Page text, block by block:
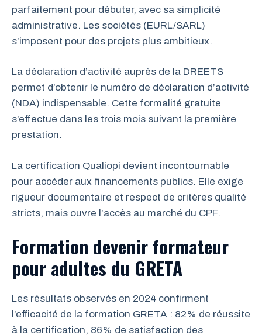
parfaitement pour débuter, avec sa simplicité
administrative. Les sociétés (EURL/SARL)
s’imposent pour des projets plus ambitieux.
La déclaration d’activité auprès de la DREETS
permet d’obtenir le numéro de déclaration d’activité
(NDA) indispensable. Cette formalité gratuite
s’effectue dans les trois mois suivant la première
prestation.
La certification Qualiopi devient incontournable
pour accéder aux financements publics. Elle exige
rigueur documentaire et respect de critères qualité
stricts, mais ouvre l’accès au marché du CPF.
Formation devenir formateur
pour adultes du GRETA
Les résultats observés en 2024 confirment
l’efficacité de la formation GRETA : 82% de réussite
à la certification, 86% de satisfaction des